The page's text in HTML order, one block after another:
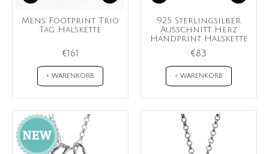
Mens Footprint Trio
Tag Halskette
€161
+ WARENKORB
925 Sterlingsilber
Ausschnitt Herz
Handprint Halskette
€83
+ WARENKORB